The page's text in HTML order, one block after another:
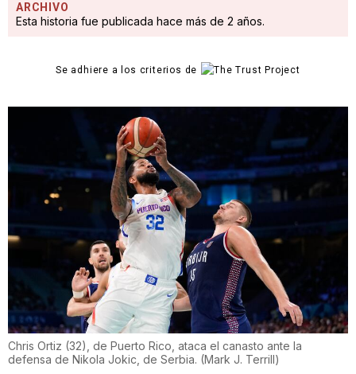
ARCHIVO
Esta historia fue publicada hace más de 2 años.
Se adhiere a los criterios de
Chris Ortiz (32), de Puerto Rico, ataca el canasto ante la
defensa de Nikola Jokic, de Serbia. (Mark J. Terrill)